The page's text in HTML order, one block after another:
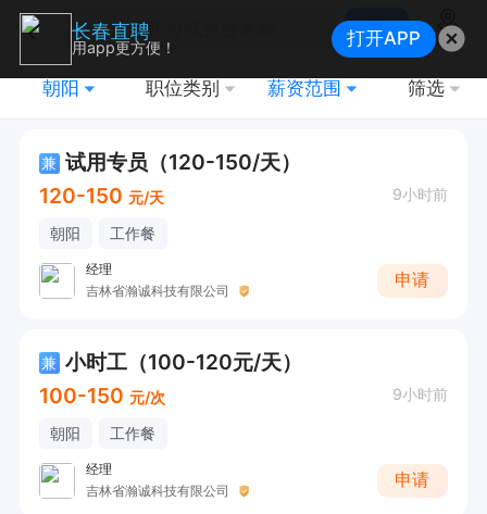
搜索
地图
朝阳 职位类别 薪资范围 筛选
兼 试用专员（120-150/天）
120-150 元/天 9小时前
朝阳 工作餐
经理
吉林省瀚诚科技有限公司
申请
兼 小时工（100-120元/天）
100-150 元/次 9小时前
朝阳 工作餐
经理
吉林省瀚诚科技有限公司
申请
长春直聘
用app更方便！ 打开APP